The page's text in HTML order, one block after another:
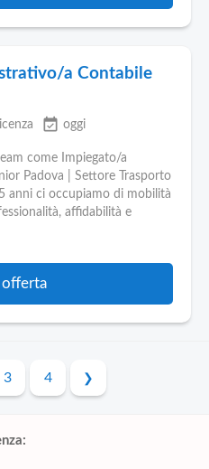
a Contabile
event_available oggi
come Impiegato/a
Padova | Settore Trasporto
anni ci occupiamo di mobilità
affidabilità e
3 4